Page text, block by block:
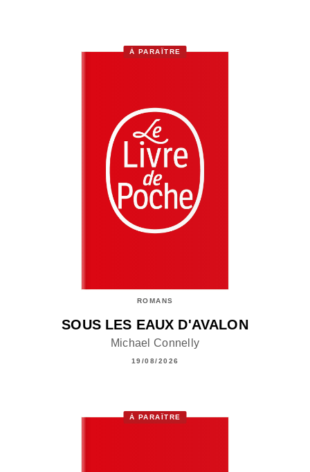
À PARAÎTRE
ROMANS
SOUS LES EAUX D'AVALON
Michael Connelly
19/08/2026
À PARAÎTRE